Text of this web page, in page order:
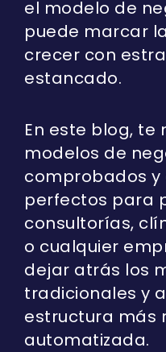
el modelo de
puede marcar
crecer con
estancado.
En este blog,
modelos de
comprobados y
perfectos para
consultorías,
o cualquier
dejar atrás los
tradicionales y
estructura más
automatizada.